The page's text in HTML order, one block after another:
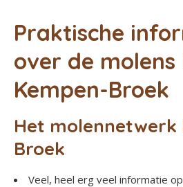
Praktische
over de molens
Kempen-Broek
Het molennetwerk
Broek
Veel, heel erg veel informatie